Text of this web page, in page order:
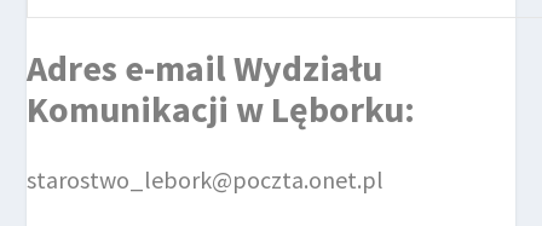
Adres e-mailWydziału
Komunikacji w Lęborku:
starostwo_lebork@poczta.onet.pl